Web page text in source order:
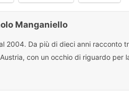
Manganiello
2004. Da più di dieci anni racconto
con un occhio di riguardo per